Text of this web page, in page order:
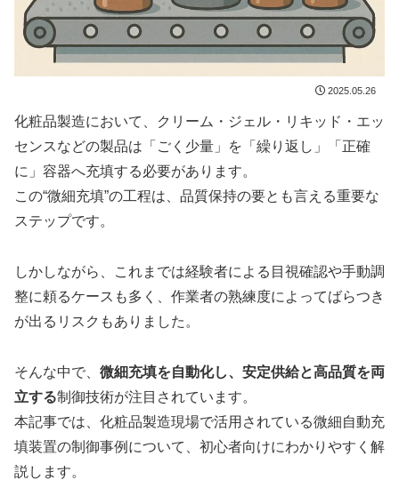
2025.05.26
化粧品製造において、クリーム・ジェル・リキッド・エッ
センスなどの製品は「ごく少量」を「繰り返し」「正確
に」容器へ充填する必要があります。
この“微細充填”の工程は、品質保持の要とも言える重要な
ステップです。
しかしながら、これまでは経験者による目視確認や手動調
整に頼るケースも多く、作業者の熟練度によってばらつき
が出るリスクもありました。
そんな中で、 微細充填を自動化し、安定供給と高品質を両
立する制御技術が注目されています。
本記事では、化粧品製造現場で活用されている微細自動充
填装置の制御事例について、初心者向けにわかりやすく解
説します。